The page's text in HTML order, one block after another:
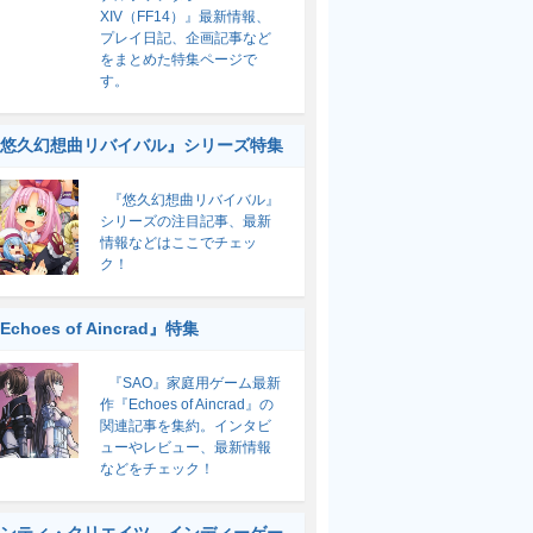
XIV（FF14）』最新情報、
プレイ日記、企画記事など
をまとめた特集ページで
す。
久幻想曲リバイバル』シリーズ特集
『悠久幻想曲リバイバル』
シリーズの注目記事、最新
情報などはここでチェッ
ク！
of Aincrad』特集
『SAO』家庭用ゲーム最新
作『Echoes of Aincrad』の
関連記事を集約。インタビ
ューやレビュー、最新情報
などをチェック！